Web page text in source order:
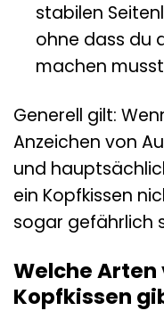
stabilen
ohne dass du
machen
Generell gilt:
Anzeichen von
und
ein Kopfkissen
sogar gefährlich
Welche Arten
Kopfkissen